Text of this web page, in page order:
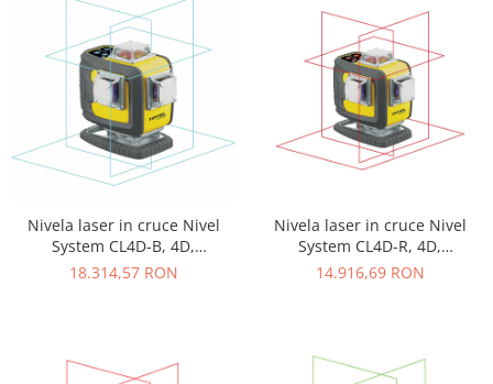
Nivela laser in cruce Nivel
System CL4D-B, 4D,
Multifuncționala, laser rosu, 4
18.314,57 RON
Nivela laser in cruce Nivel
System CL4D-R, 4D,
Multifuncționala, laser rosu, 4
14.916,69 RON